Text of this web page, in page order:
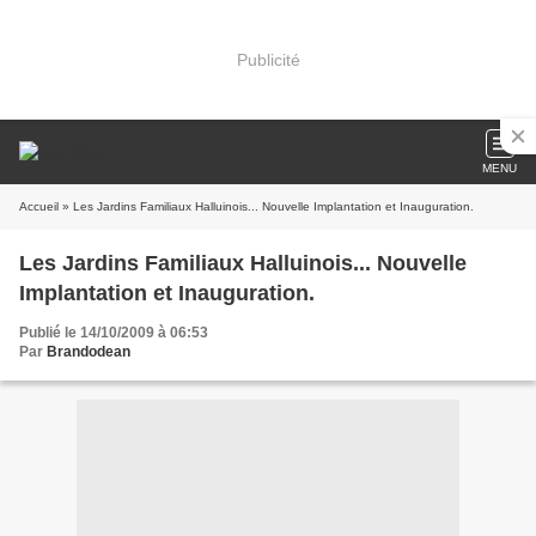
Publicité
MENU
Accueil » Les Jardins Familiaux Halluinois... Nouvelle Implantation et Inauguration.
Les Jardins Familiaux Halluinois... Nouvelle
Implantation et Inauguration.
Publié le 14/10/2009 à 06:53
Par Brandodean